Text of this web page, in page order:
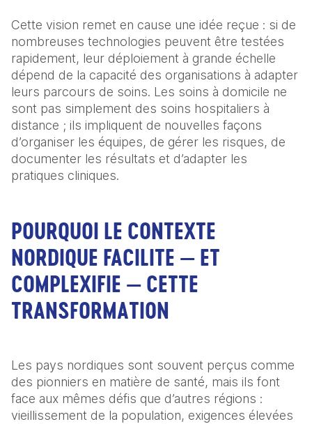
Cette vision remet en cause une idée reçue : si de
nombreuses technologies peuvent être testées
rapidement, leur déploiement à grande échelle
dépend de la capacité des organisations à adapter
leurs parcours de soins. Les soins à domicile ne
sont pas simplement des soins hospitaliers à
distance ; ils impliquent de nouvelles façons
d’organiser les équipes, de gérer les risques, de
documenter les résultats et d’adapter les
pratiques cliniques.
POURQUOI LE CONTEXTE
NORDIQUE FACILITE — ET
COMPLEXIFIE — CETTE
TRANSFORMATION
Les pays nordiques sont souvent perçus comme
des pionniers en matière de santé, mais ils font
face aux mêmes défis que d’autres régions :
vieillissement de la population, exigences élevées